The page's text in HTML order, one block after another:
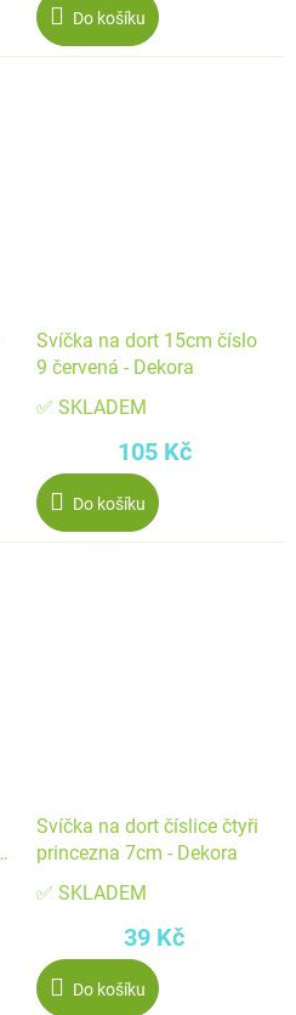
Do košíku
Svíčka na dort 15cm číslo
9 červená - Dekora
✅ SKLADEM
105 Kč
Do košíku
Svíčka na dort číslice čtyři
princezna 7cm - Dekora
✅ SKLADEM
39 Kč
Do košíku